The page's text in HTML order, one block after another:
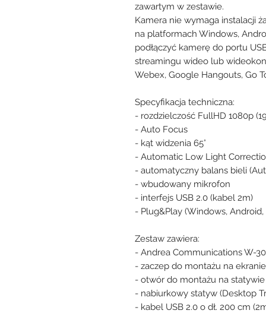
zawartym w zestawie.
Kamera nie wymaga instalacji
na platformach Windows,
podłączyć kamerę do portu
streamingu wideo lub
Webex, Google Hangouts, Go
Specyfikacja techniczna:
- rozdzielczość FullHD 1080p
- Auto Focus
- kąt widzenia 65°
- Automatic Low Light
- automatyczny balans bieli
- wbudowany mikrofon
- interfejs USB 2.0 (kabel 2m)
- Plug&Play (Windows, Android,
Zestaw zawiera:
- Andrea Communications W-
- zaczep do montażu na
- otwór do montażu na statywie
- nabiurkowy statyw (Desktop
- kabel USB 2.0 o dł. 200 cm